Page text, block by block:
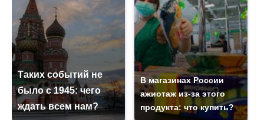
Таких событий не
было с 1945: чего
ждать всем нам?
В магазинах России
ажиотаж из-за этого
продукта: что купить?